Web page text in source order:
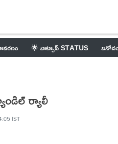
🌟 వాట్సాప్ STATUS
ర్యాలీ
IST